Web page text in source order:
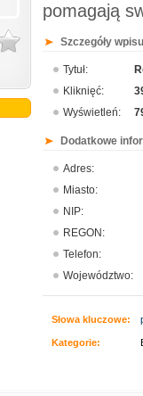
pomagają
Szczegóły
Tytuł:
Kliknięć:
Wyświetleń:
Dodatkowe
Adres:
Miasto:
NIP:
REGON:
Telefon:
Województwo:
Słowa kluczowe:
Kategorie: